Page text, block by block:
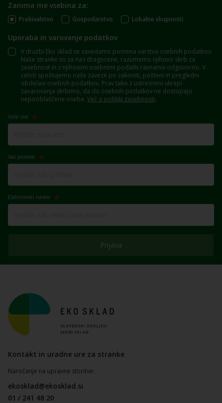
Zanima me vsebina za:
Prebivalstvo Gospodarstvo Lokalne skupnosti
Uporaba in varovanje podatkov
V družbi Eko sklad se zavedamo pomena varstva osebnih podatkov.
Naše stranke so za nas dragocene, razumemo njihovo skrb za
zasebnost in z njihovimi osebnimi podatki ravnamo odgovorno. V
celoti spoštujemo naše zaveze po zakoniti, pošteni in pregledni
obdelavi osebnih podatkov. Prav tako z ustreznimi ukrepi
zavarovanja skrbimo, da do osebnih podatkov ne dostopajo
nepooblaščene osebe. Več o politiki zasebnosti.
Vaše ime
Vaš priimek
Elektronski naslov
Prijava
Kontakt in uradne ure za stranke
Naročanje na upravne storitve:
ekosklad@ekosklad.si
01 / 241 48 20